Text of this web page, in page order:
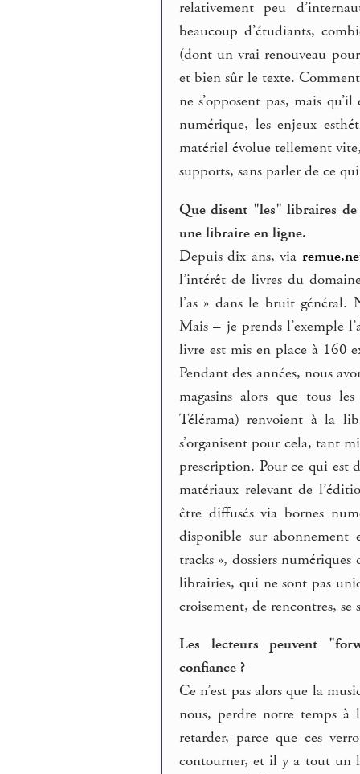
relativement peu
beaucoup d’étudiants,
(dont un vrai renouveau
et bien sûr le texte.
ne s’opposent pas, mais
numérique, les enjeux
matériel évolue tellement
supports, sans parler de ce
Que disent "les" libraires
une libraire en ligne.
Depuis dix ans, via
l’intérêt de livres du
l’as » dans le bruit général.
Mais – je prends l’exemple
livre est mis en place à 160
Pendant des années, nous
magasins alors que tous
Télérama) renvoient à la
s’organisent pour cela, tant
prescription. Pour ce qui est
matériaux relevant de
être diffusés via bornes
disponible sur abonnement
tracks », dossiers
librairies, qui ne sont pas
croisement, de rencontres,
Les lecteurs peuvent
confiance ?
Ce n’est pas alors que la
nous, perdre notre temps à
retarder, parce que ces
contourner, et il y a tout un